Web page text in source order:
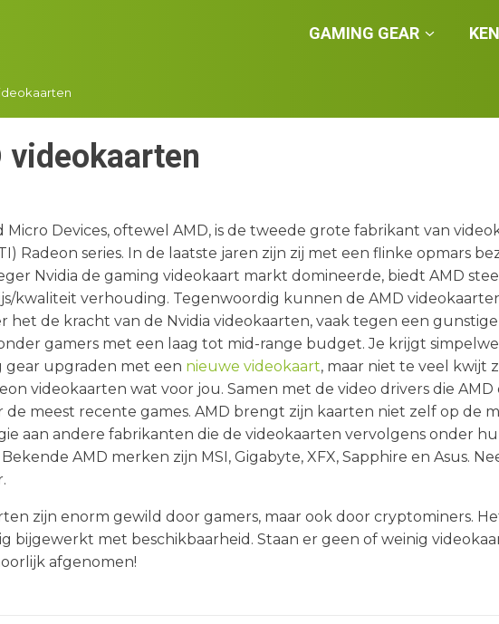
GAMING GEAR
videokaarten
Micro Devices, oftewel AMD, is de tweede grote fabrikant van
Radeon series. In de laatste jaren zijn zij met een flinke opmars
Nvidia de gaming videokaart markt domineerde, biedt AMD
kwaliteit verhouding. Tegenwoordig kunnen de AMD
het de kracht van de Nvidia videokaarten, vaak tegen een
gamers met een laag tot mid-range budget. Je krijgt
gear upgraden met een nieuwe videokaart, maar niet te veel kwijt
videokaarten wat voor jou. Samen met de video drivers die
de meest recente games. AMD brengt zijn kaarten niet zelf op de
aan andere fabrikanten die de videokaarten vervolgens onder
AMD merken zijn MSI, Gigabyte, XFX, Sapphire en Asus.
zijn enorm gewild door gamers, maar ook door cryptominers.
bijgewerkt met beschikbaarheid. Staan er geen of weinig
afgenomen!